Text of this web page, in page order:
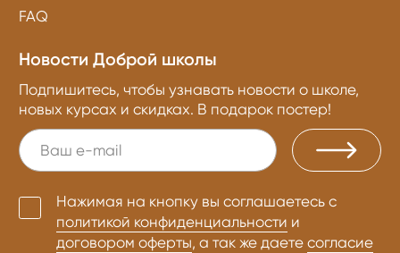
FAQ
Новости Доброй школы
Подпишитесь, чтобы узнавать новости о школе,
новых курсах и скидках. В подарок постер!
Нажимая на кнопку вы соглашаетесь с
политикой конфиденциальности и
договором оферты, а так же даетесогласие